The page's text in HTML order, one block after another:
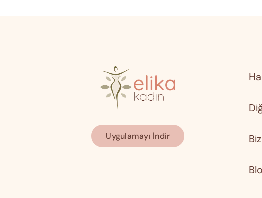
Uygulamayı İndir